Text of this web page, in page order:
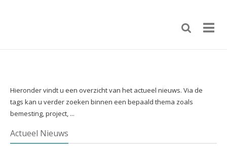
Hieronder vindt u een overzicht van het actueel nieuws. Via de
tags kan u verder zoeken binnen een bepaald thema zoals
bemesting, project, ...
Actueel Nieuws